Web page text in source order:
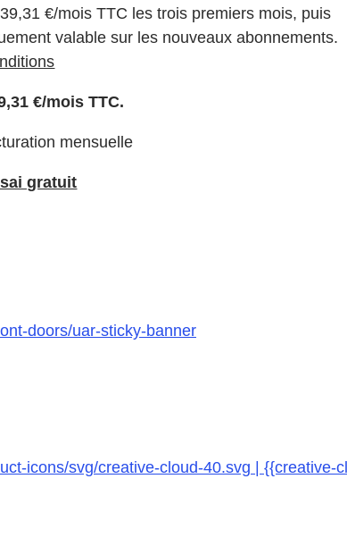
39,31 €/mois TTC les trois premiers mois, puis
valable sur les nouveaux abonnements.
prix
,31 €/mois TTC.
mensuelle
gratuit
doors/uar-sticky-banner
icons/svg/creative-cloud-40.svg | {{creative-